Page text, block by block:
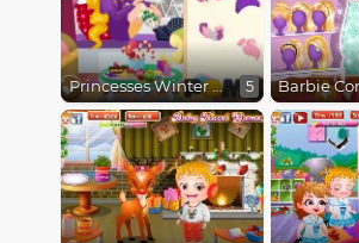
Princesses Winter Stories 5